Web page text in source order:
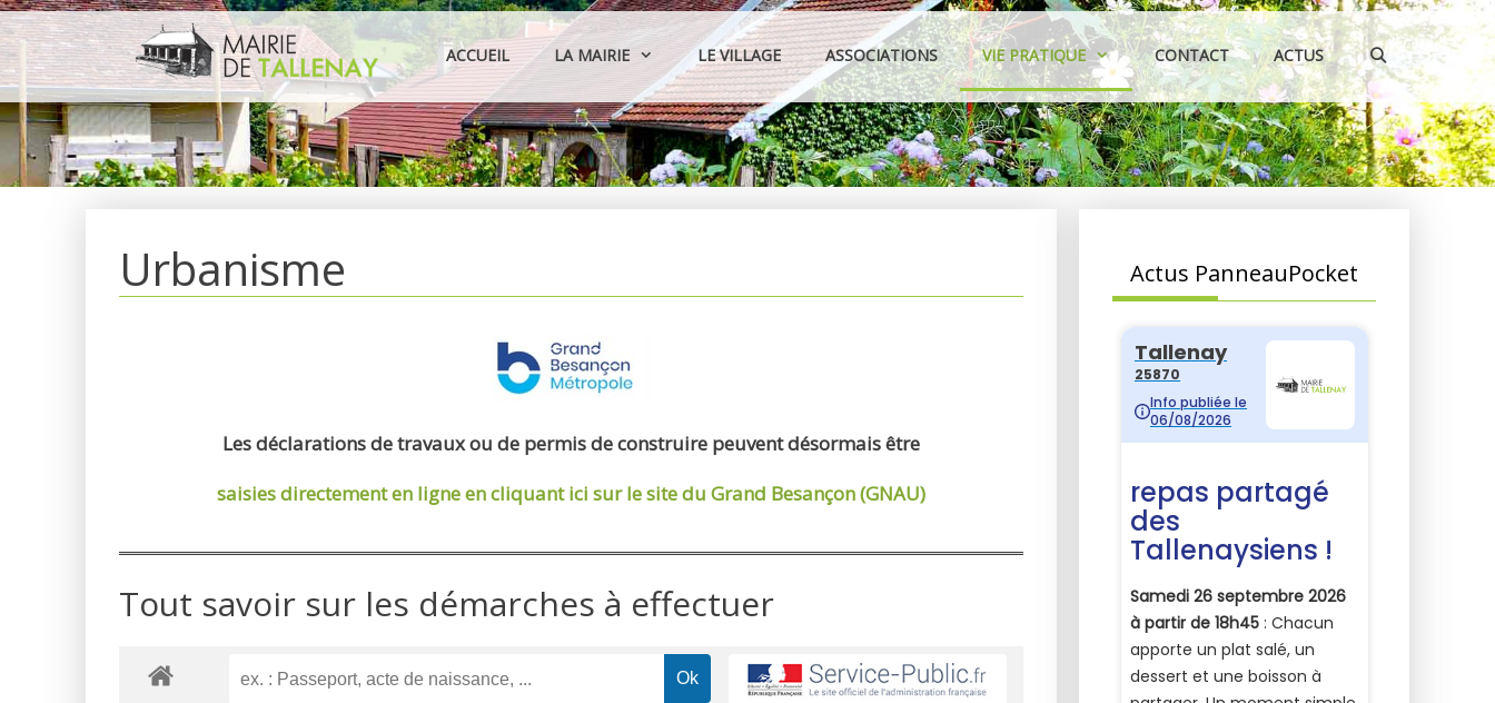
Aller
au
contenu
ACCUEIL LA MAIRIE LE VILLAGE ASSOCIATIONS VIE PRATIQUE CONTACT ACTUS
Urbanisme
Les déclarations de travaux ou de permis de construire peuvent désormais être
saisies directement en ligneen cliquant ici sur le site du Grand Besançon (GNAU)
Tout savoir sur les démarches à effectuer
Actus PanneauPocket